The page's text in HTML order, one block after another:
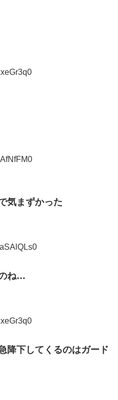
気まずかった
ね…
降下してくるのはガード